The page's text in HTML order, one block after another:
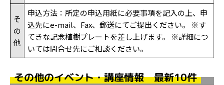
そ
の
他
申込方法：所定の申込用紙に必要事項を記入の上、申
込先にe-mail、Fax、郵送にてご提出ください。 ※す
てきな記念植樹プレートを差し上げます。 ※詳細につ
いては問合せ先にご相談ください。
その他のイベント・講座情報 最新10件